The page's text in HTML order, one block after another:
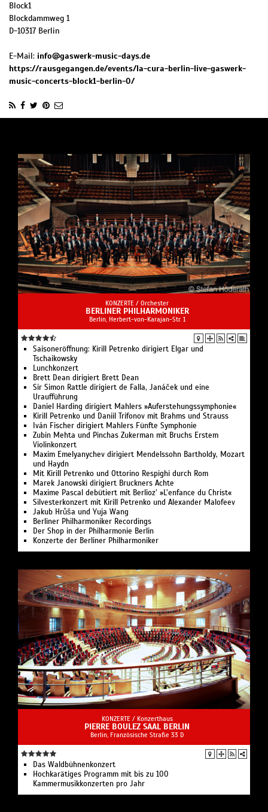
Block1
Blockdammweg 1
D-10317 Berlin
E-Mail: info@gaswerk-music-days.de
https://rausgegangen.de/events/la-cura-berlin-live-gaswerk-
music-concerts-block1-berlin-0/
KONZERTE / Orchester
BERLINER PHILHARMONIKER
Berlin, Herbert-von-Karajan-Str. 1
Saisoneröffnung: Kirill Petrenko dirigiert Elgar und
Tschaikowsky
Lunchkonzert
Brett Dean dirigiert Brett Dean
Sir Simon Rattle dirigiert de Falla, Janáček und eine
Uraufführung
Daniel Harding dirigiert Mahlers »Auferstehungssymphonie«
Kirill Petrenko und Daniil Trifonov mit Brahms und Strauss
Iván Fischer dirigiert Mahlers Fünfte Symphonie
Zubin Mehta und Pinchas Zukerman mit Bruchs Erstem
Violinkonzert
Maxim Emelyanychev dirigiert Mendelssohn Bartholdy, Mozart
und Haydn
Mit Kirill Petrenko und Ottorino Respighi durch Rom
Marek Janowski dirigiert Bruckners Achte
Maxime Pascal debütiert mit Berlioz’ »L’enfance du Christ«
Silvesterkonzert mit Kirill Petrenko und Alexander Malofeev
Jakub Hrůša und Yuja Wang
Berliner Philharmoniker Recordings
Der Shop in der Philharmonie Berlin
Konzerte der Berliner Philharmoniker
KONZERTE / Konzerthaus
PIERRE BOULEZ SAAL BERLIN
Berlin, Französische Straße 33 D
Das Waldbühnenkonzert
Hochkarätiges Programm mit bis zu 100
Kammermusikkonzerten pro Jahr